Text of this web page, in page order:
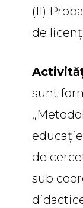
(II)
de
sunt
de
sub